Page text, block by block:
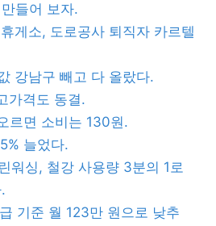
들어 보자.
게소, 도로공사 퇴직자 카르텔
강남구 빼고 다 올랐다.
가격도 동결.
르면 소비는 130원.
늘었다.
워싱, 철강 사용량 3분의 1로
기준 월 123만 원으로 낮추